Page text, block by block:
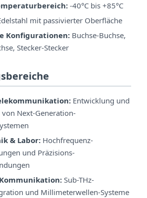
-40°C bis +85°C
mit passivierter Oberfläche
Konfigurationen: Buchse-Buchse,
Stecker-Stecker
Entwicklung und
Next-Generation-
& Labor: Hochfrequenz-
und Präzisions-
Sub-THz-
und Millimeterwellen-Systeme